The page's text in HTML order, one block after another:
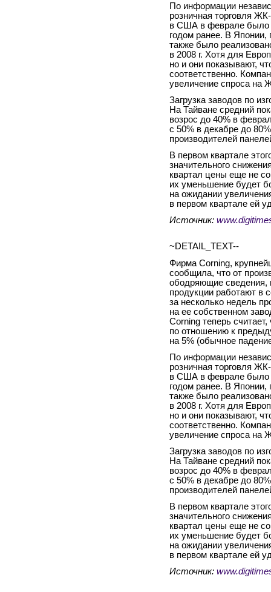
По информации
розничная торговля
в США в феврале было
годом ранее. В Японии,
также было
в 2008 г. Хотя для
но и они показывают,
соответственно.
увеличение спроса на
Загрузка заводов по
На Тайване средний
возрос до 40% в
с 50% в декабре до
производителей
В первом квартале
значительного
квартал цены еще не
их уменьшение будет
на ожидании
в первом квартале ей
Источник:
~DETAIL_TEXT--
Фирма Corning,
сообщила, что от
ободряющие сведения,
продукции работают в
за несколько недель
на ее собственном
Corning теперь
по отношению к
на 5% (обычное
По информации
розничная торговля
в США в феврале было
годом ранее. В Японии,
также было
в 2008 г. Хотя для
но и они показывают,
соответственно.
увеличение спроса на
Загрузка заводов по
На Тайване средний
возрос до 40% в
с 50% в декабре до
производителей
В первом квартале
значительного
квартал цены еще не
их уменьшение будет
на ожидании
в первом квартале ей
Источник: